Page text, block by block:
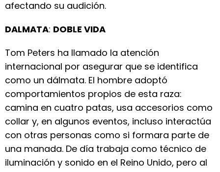
afectando su audición.
DALMATA: DOBLE VIDA
Tom Peters ha llamado la atención
internacional por asegurar que se identifica
como un dálmata. El hombre adoptó
comportamientos propios de esta raza:
camina en cuatro patas, usa accesorios como
collar y, en algunos eventos, incluso interactúa
con otras personas como si formara parte de
una manada. De día trabaja como técnico de
iluminación y sonido en el Reino Unido, pero al